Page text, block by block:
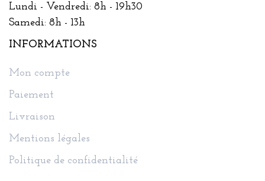
Lundi - Vendredi: 8h - 19h30
Samedi: 8h - 13h
INFORMATIONS
Mon compte
Paiement
Livraison
Mentions légales
Politique de confidentialité